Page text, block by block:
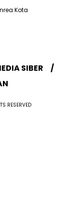
Kota
SIBER
RESERVED